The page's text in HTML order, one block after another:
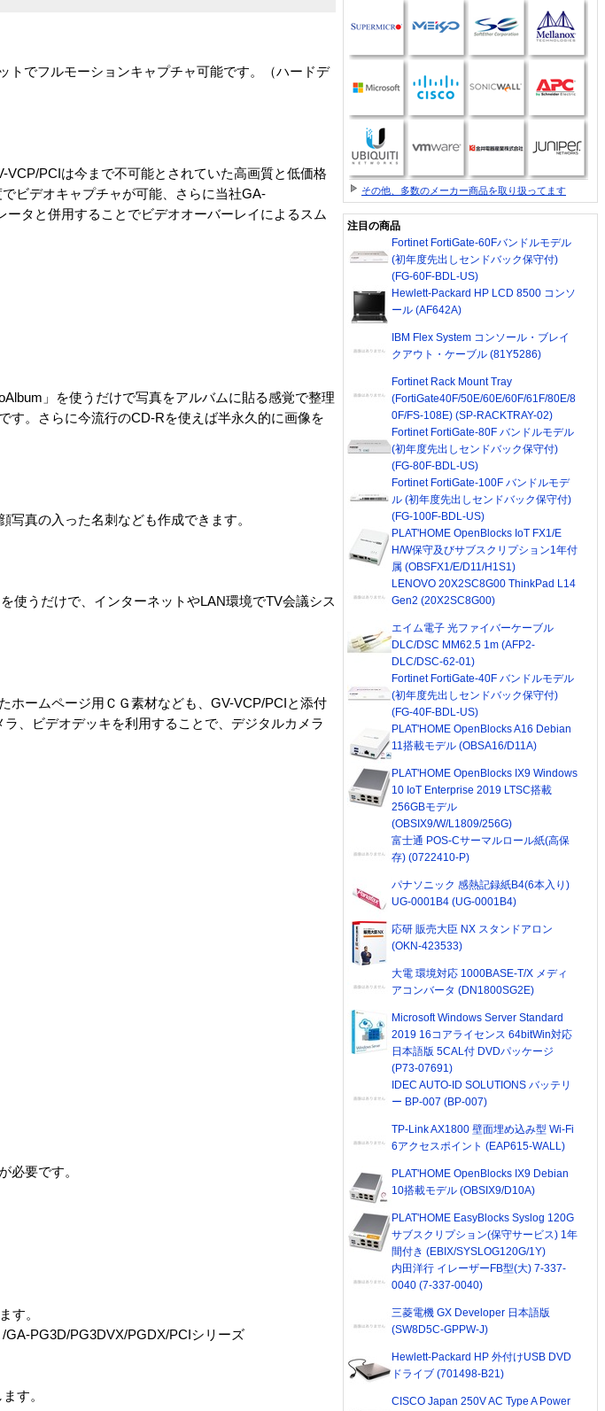
トでフルモーションキャプチャ可能です。（ハードデ
PCIは今まで不可能とされていた高画質と低価格
ビデオキャプチャが可能、さらに当社GA-
タと併用することでビデオオーバーレイによるスム
」を使うだけで写真をアルバムに貼る感覚で整理
す。さらに今流行のCD-Rを使えば半永久的に画像を
真の入った名刺なども作成できます。
使うだけで、インターネットやLAN環境でTV会議シス
ホームページ用ＣＧ素材なども、GV-VCP/PCIと添付
、ビデオデッキを利用することで、デジタルカメラ
必要です。
す。
PG3D/PG3DVX/PGDX/PCIシリーズ
す。
その他、多数のメーカー商品を取り扱ってます
注目の商品
Fortinet FortiGate-60Fバンドルモデル
(初年度先出しセンドバック保守付)
(FG-60F-BDL-US)
Hewlett-Packard HP LCD 8500 コンソ
ール (AF642A)
IBM Flex System コンソール・ブレイ
クアウト・ケーブル (81Y5286)
Fortinet Rack Mount Tray
(FortiGate40F/50E/60E/60F/61F/80E/8
0F/FS-108E) (SP-RACKTRAY-02)
Fortinet FortiGate-80F バンドルモデル
(初年度先出しセンドバック保守付)
(FG-80F-BDL-US)
Fortinet FortiGate-100F バンドルモデ
ル (初年度先出しセンドバック保守付)
(FG-100F-BDL-US)
PLAT'HOME OpenBlocks IoT FX1/E
H/W保守及びサブスクリプション1年付
属 (OBSFX1/E/D11/H1S1)
LENOVO 20X2SC8G00 ThinkPad L14
Gen2 (20X2SC8G00)
エイム電子 光ファイバーケーブル
DLC/DSC MM62.5 1m (AFP2-
DLC/DSC-62-01)
Fortinet FortiGate-40F バンドルモデル
(初年度先出しセンドバック保守付)
(FG-40F-BDL-US)
PLAT'HOME OpenBlocks A16 Debian
11搭載モデル (OBSA16/D11A)
PLAT'HOME OpenBlocks IX9 Windows
10 IoT Enterprise 2019 LTSC搭載
256GBモデル
(OBSIX9/W/L1809/256G)
富士通 POS-Cサーマルロール紙(高保
存) (0722410-P)
パナソニック 感熱記録紙B4(6本入り)
UG-0001B4 (UG-0001B4)
応研 販売大臣 NX スタンドアロン
(OKN-423533)
大電 環境対応 1000BASE-T/X メディ
アコンバータ (DN1800SG2E)
Microsoft Windows Server Standard
2019 16コアライセンス 64bitWin対応
日本語版 5CAL付 DVDパッケージ
(P73-07691)
IDEC AUTO-ID SOLUTIONS バッテリ
ー BP-007 (BP-007)
TP-Link AX1800 壁面埋め込み型 Wi-Fi
6アクセスポイント (EAP615-WALL)
PLAT'HOME OpenBlocks IX9 Debian
10搭載モデル (OBSIX9/D10A)
PLAT'HOME EasyBlocks Syslog 120G
サブスクリプション(保守サービス) 1年
間付き (EBIX/SYSLOG120G/1Y)
内田洋行 イレーザーFB型(大) 7-337-
0040 (7-337-0040)
三菱電機 GX Developer 日本語版
(SW8D5C-GPPW-J)
Hewlett-Packard HP 外付けUSB DVD
ドライブ (701498-B21)
CISCO Japan 250V AC Type A Power